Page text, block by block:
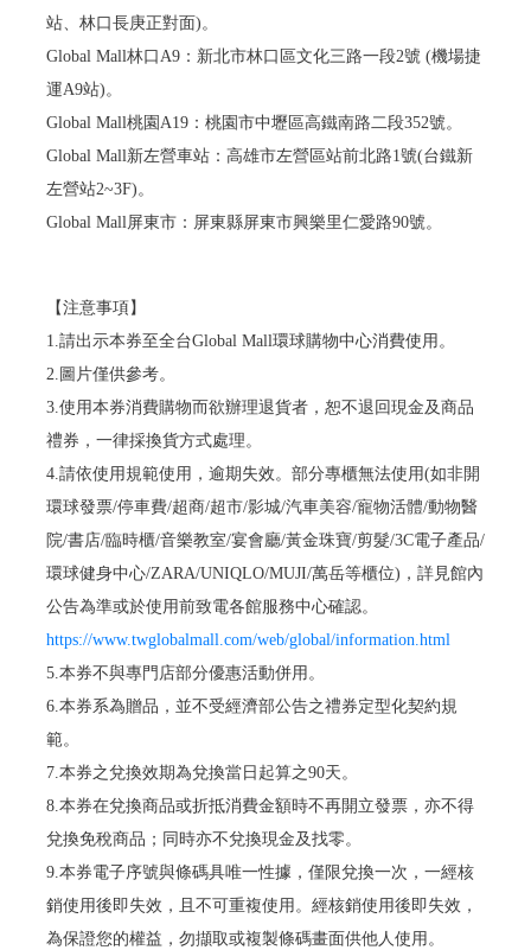
站、林口長庚正對面)。
Global Mall林口A9：新北市林口區文化三路一段2號 (機場捷
運A9站)。
Global Mall桃園A19：桃園市中壢區高鐵南路二段352號。
​​​​​​​Global Mall新左營車站：高雄市左營區站前北路1號(台鐵新
左營站2~3F)。
Global Mall屏東市：屏東縣屏東市興樂里仁愛路90號。
【注意事項】
1.請出示本券至全台Global Mall環球購物中心消費使用。
2.圖片僅供參考。
3.使用本券消費購物而欲辦理退貨者，恕不退回現金及商品
禮券，一律採換貨方式處理。
4.請依使用規範使用，逾期失效。部分專櫃無法使用(如非開
環球發票/停車費/超商/超市/影城/汽車美容/寵物活體/動物醫
院/書店/臨時櫃/音樂教室/宴會廳/黃金珠寶/剪髮/3C電子產品/
環球健身中心/ZARA/UNIQLO/MUJI/萬岳等櫃位)，詳見館內
公告為準或於使用前致電各館服務中心確認。
https://www.twglobalmall.com/web/global/information.html
5.本券不與專門店部分優惠活動併用。
6.本券系為贈品，並不受經濟部公告之禮券定型化契約規
範。
7.本券之兌換效期為兌換當日起算之90天。
8.本券在兌換商品或折抵消費金額時不再開立發票，亦不得
兌換免稅商品；同時亦不兌換現金及找零。
9.本券電子序號與條碼具唯一性據，僅限兌換一次，一經核
銷使用後即失效，且不可重複使用。經核銷使用後即失效，
為保證您的權益，勿擷取或複製條碼畫面供他人使用。